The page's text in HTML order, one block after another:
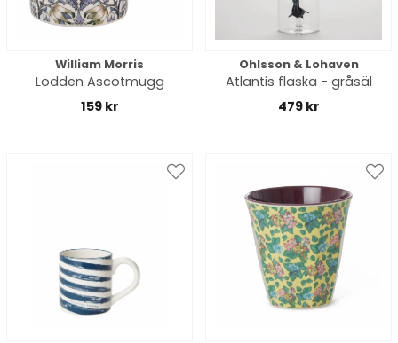
William Morris
Lodden Ascotmugg
159 kr
Ohlsson & Lohaven
Atlantis flaska - gråsäl
479 kr